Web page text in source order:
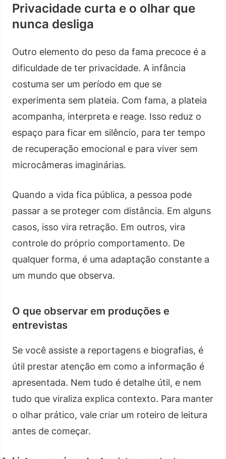
Privacidade curta e o olhar que
nunca desliga
Outro elemento do peso da fama precoce é a
dificuldade de ter privacidade. A infância
costuma ser um período em que se
experimenta sem plateia. Com fama, a plateia
acompanha, interpreta e reage. Isso reduz o
espaço para ficar em silêncio, para ter tempo
de recuperação emocional e para viver sem
microcâmeras imaginárias.
Quando a vida fica pública, a pessoa pode
passar a se proteger com distância. Em alguns
casos, isso vira retração. Em outros, vira
controle do próprio comportamento. De
qualquer forma, é uma adaptação constante a
um mundo que observa.
O que observar em produções e
entrevistas
Se você assiste a reportagens e biografias, é
útil prestar atenção em como a informação é
apresentada. Nem tudo é detalhe útil, e nem
tudo que viraliza explica contexto. Para manter
o olhar prático, vale criar um roteiro de leitura
antes de começar.